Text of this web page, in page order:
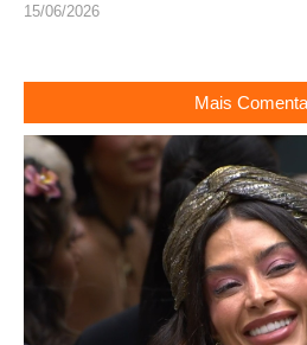
15/06/2026
Mais